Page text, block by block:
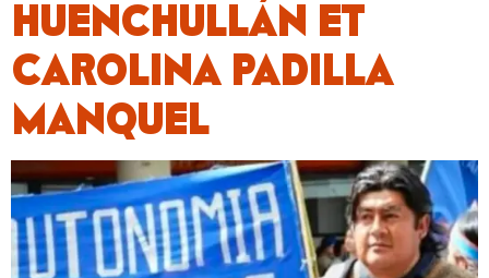
HUENCHULLÁN ET
CAROLINA PADILLA
MANQUEL